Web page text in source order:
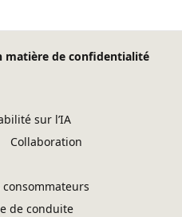
matière de confidentialité
sur l’IA
Collaboration
de conduite